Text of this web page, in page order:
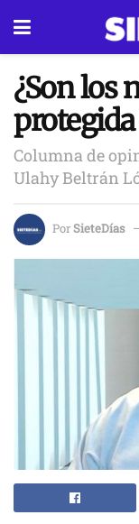
¿Son los
Columna de
Ulahy Beltrán
PorSieteDías